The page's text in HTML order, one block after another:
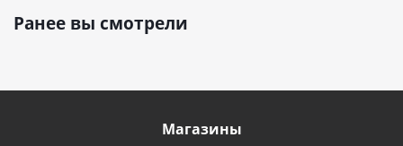
Ранее вы смотрели
Магазины